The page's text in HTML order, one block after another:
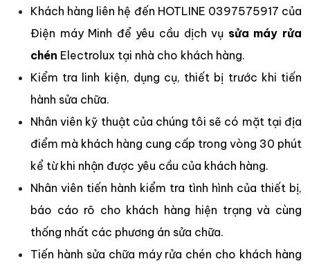
Khách hàng liên hệ đến HOTLINE 0397575917 của
Điện máy Minh để yêu cầu dịch vụ sửa máy rửa
chén Electrolux tại nhà cho khách hàng.
Kiểm tra linh kiện, dụng cụ, thiết bị trước khi tiến
hành sửa chữa.
Nhân viên kỹ thuật của chúng tôi sẽ có mặt tại địa
điểm mà khách hàng cung cấp trong vòng 30 phút
kể từ khi nhận được yêu cầu của khách hàng.
Nhân viên tiến hành kiểm tra tình hình của thiết bị,
báo cáo rõ cho khách hàng hiện trạng và cùng
thống nhất các phương án sửa chữa.
Tiến hành sửa chữa máy rửa chén cho khách hàng